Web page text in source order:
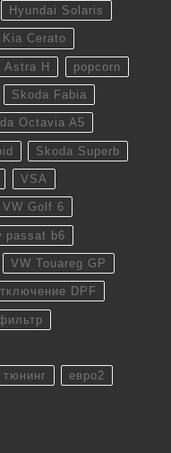
Hyundai Solaris
Kia Cerato
Astra H popcorn
Skoda Fabia
Octavia A5
Skoda Superb
VSA
VW Golf 6
passat b6
VW Touareg GP
DPF
евро2